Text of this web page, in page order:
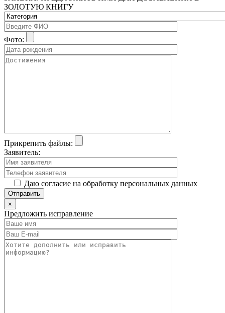
ЗОЛОТУЮ КНИГУ
Фото:
Прикрепить файлы:
Заявитель:
Даю согласие на обработку персональных данных
×
Предложить исправление